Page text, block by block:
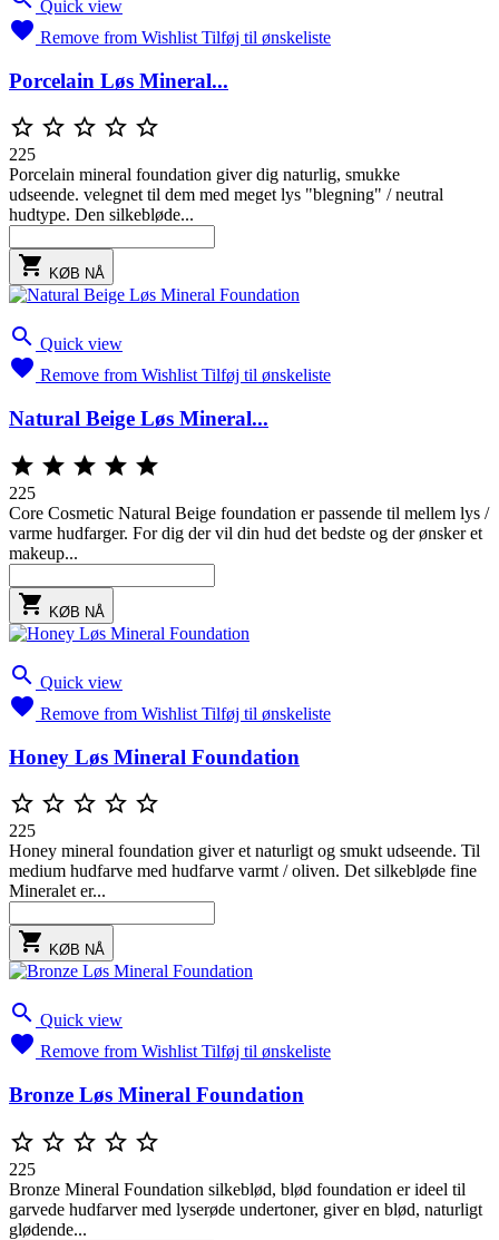
Quick view
 Remove from Wishlist Tilføj til ønskeliste
Porcelain Løs Mineral...
    
225
Porcelain mineral foundation giver dig naturlig, smukke
udseende. velegnet til dem med meget lys "blegning" / neutral
hudtype. Den silkebløde...
 KØB NÅ
 Quick view
 Remove from Wishlist Tilføj til ønskeliste
Natural Beige Løs Mineral...
    
225
Core Cosmetic Natural Beige foundation er passende til mellem lys /
varme hudfarger. For dig der vil din hud det bedste og der ønsker et
makeup...
 KØB NÅ
 Quick view
 Remove from Wishlist Tilføj til ønskeliste
Honey Løs Mineral Foundation
    
225
Honey mineral foundation giver et naturligt og smukt udseende. Til
medium hudfarve med hudfarve varmt / oliven. Det silkebløde fine
Mineralet er...
 KØB NÅ
 Quick view
 Remove from Wishlist Tilføj til ønskeliste
Bronze Løs Mineral Foundation
    
225
Bronze Mineral Foundation silkeblød, blød foundation er ideel til
garvede hudfarver med lyserøde undertoner, giver en blød, naturligt
glødende...